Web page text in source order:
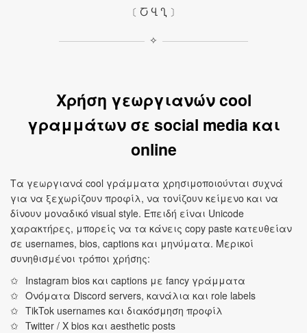
〔 Ⴀ Ⴁ Ⴂ 〕
✧
Χρήση γεωργιανών cool
γραμμάτων σε social media και
online
Τα γεωργιανά cool γράμματα χρησιμοποιούνται συχνά
για να ξεχωρίζουν προφίλ, να τονίζουν κείμενο και να
δίνουν μοναδικό visual style. Επειδή είναι Unicode
χαρακτήρες, μπορείς να τα κάνεις copy paste κατευθείαν
σε usernames, bios, captions και μηνύματα. Μερικοί
συνηθισμένοι τρόποι χρήσης:
Instagram bios και captions με fancy γράμματα
Ονόματα Discord servers, κανάλια και role labels
TikTok usernames και διακόσμηση προφίλ
Twitter / X bios και aesthetic posts